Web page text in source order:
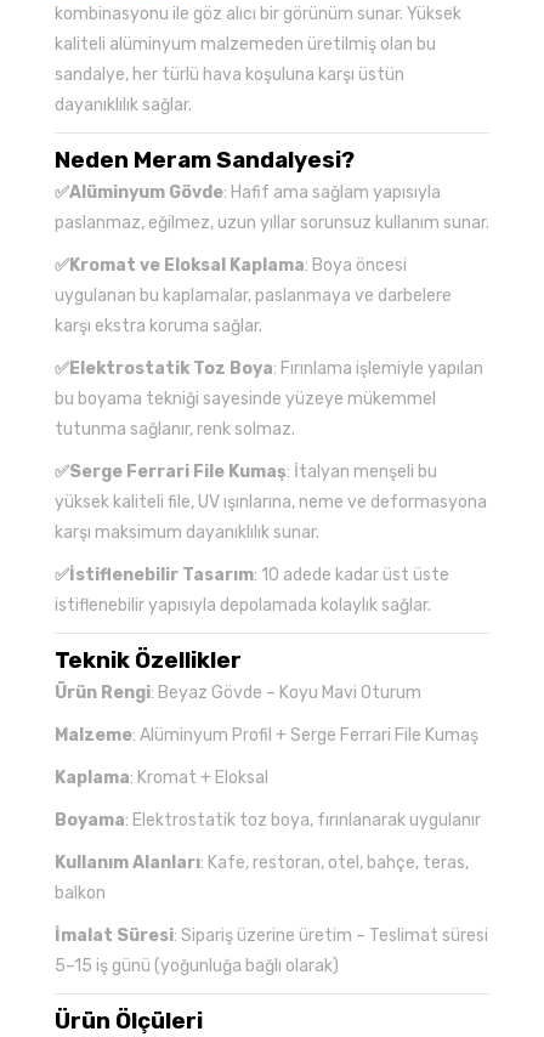
kombinasyonu ile göz alıcı bir görünüm sunar. Yüksek
kaliteli alüminyum malzemeden üretilmiş olan bu
sandalye, her türlü hava koşuluna karşı üstün
dayanıklılık sağlar.
Neden Meram Sandalyesi?
✅Alüminyum Gövde: Hafif ama sağlam yapısıyla
paslanmaz, eğilmez, uzun yıllar sorunsuz kullanım sunar.
✅Kromat ve Eloksal Kaplama: Boya öncesi
uygulanan bu kaplamalar, paslanmaya ve darbelere
karşı ekstra koruma sağlar.
✅Elektrostatik Toz Boya: Fırınlama işlemiyle yapılan
bu boyama tekniği sayesinde yüzeye mükemmel
tutunma sağlanır, renk solmaz.
✅Serge Ferrari File Kumaş: İtalyan menşeli bu
yüksek kaliteli file, UV ışınlarına, neme ve deformasyona
karşı maksimum dayanıklılık sunar.
✅İstiflenebilir Tasarım: 10 adede kadar üst üste
istiflenebilir yapısıyla depolamada kolaylık sağlar.
Teknik Özellikler
Ürün Rengi: Beyaz Gövde – Koyu Mavi Oturum
Malzeme: Alüminyum Profil + Serge Ferrari File Kumaş
Kaplama: Kromat + Eloksal
Boyama: Elektrostatik toz boya, fırınlanarak uygulanır
Kullanım Alanları: Kafe, restoran, otel, bahçe, teras,
balkon
İmalat Süresi: Sipariş üzerine üretim – Teslimat süresi
5–15 iş günü (yoğunluğa bağlı olarak)
Ürün Ölçüleri